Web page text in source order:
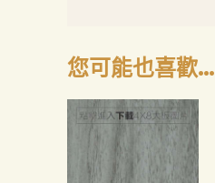
您可能也喜歡…